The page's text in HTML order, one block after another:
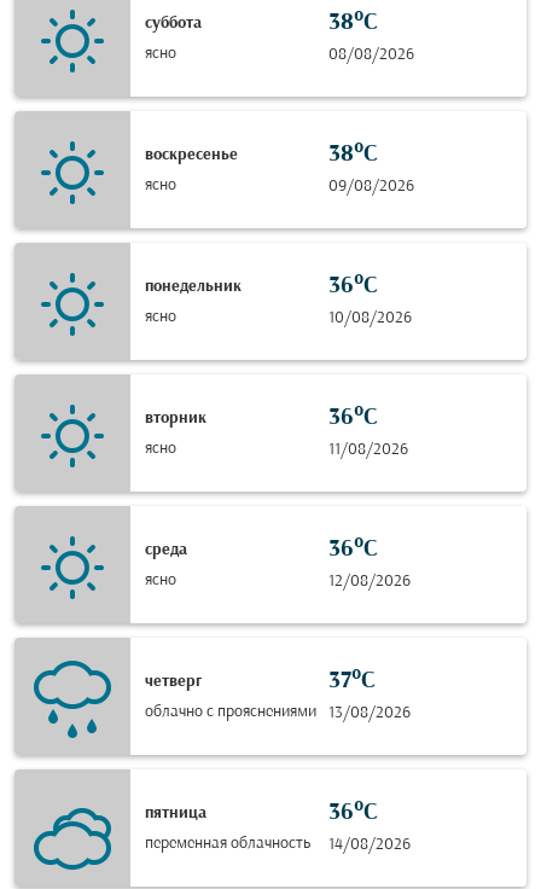
суббота
ясно
38°C
08/08/2026
воскресенье
ясно
38°C
09/08/2026
понедельник
ясно
36°C
10/08/2026
вторник
ясно
36°C
11/08/2026
среда
ясно
36°C
12/08/2026
четверг
облачно с прояснениями
37°C
13/08/2026
пятница
переменная облачность
36°C
14/08/2026